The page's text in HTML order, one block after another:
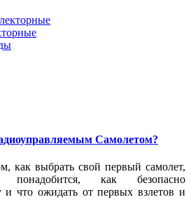
Самолетом?
как выбрать свой первый самолет,
понадобится, как безопасно
и что ожидать от первых взлетов и